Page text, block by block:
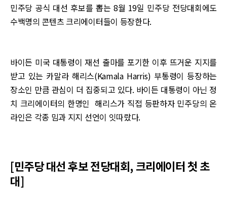
민주당 공식 대선 후보를 뽑는 8월 19일 민주당 전당대회에도
수백명의 콘텐츠 크리에이터들이 등장한다.
바이든 미국 대통령이 재선 출마를 포기한 이후 뜨거운 지지를
받고 있는 카말라 해리스(Kamala Harris) 부통령이 등장하는
장소인 만큼 관심이 더 집중되고 있다. 바이든 대통령이 아닌 정
치 크리에이터의 한명인 해리스가 직접 등판하자 민주당의 온
라인은 각종 밈과 지지 선언이 잇따랐다.
[민주당 대선 후보 전당대회, 크리에이터 첫 초
대]